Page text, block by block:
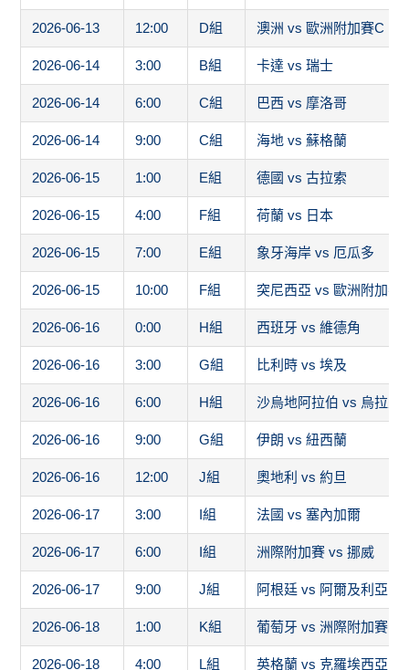
2026-06-16 0:00 H組 西班牙 vs 維德角
2026-06-16 3:00 G組 比利時 vs 埃及
2026-06-16 6:00 H組 沙烏地阿拉伯 vs 烏拉圭
2026-06-16 9:00 G組 伊朗 vs 紐西蘭
2026-06-16 12:00 J組 奧地利 vs 約旦
2026-06-17 3:00 I組 法國 vs 塞內加爾
2026-06-17 6:00 I組 洲際附加賽 vs 挪威
2026-06-17 9:00 J組 阿根廷 vs 阿爾及利亞
2026-06-18 1:00 K組 葡萄牙 vs 洲際附加賽1
2026-06-18 4:00 L組 英格蘭 vs 克羅埃西亞
2026-06-18 7:00 L組 迦納 vs 巴拿馬
2026-06-18 10:00 K組 烏茲別克 vs 哥倫比亞
2026-06-19 0:00 A組 歐洲附加賽D vs 南非
2026-06-19 3:00 B組 瑞士 vs 歐洲附加賽A
2026-06-19 6:00 B組 加拿大 vs 卡達
2026-06-19 9:00 A組 墨西哥 vs 南韓
2026-06-19 12:00 D組 歐洲附加賽C vs 巴拉圭
2026-06-20 3:00 D組 美國 vs 澳洲